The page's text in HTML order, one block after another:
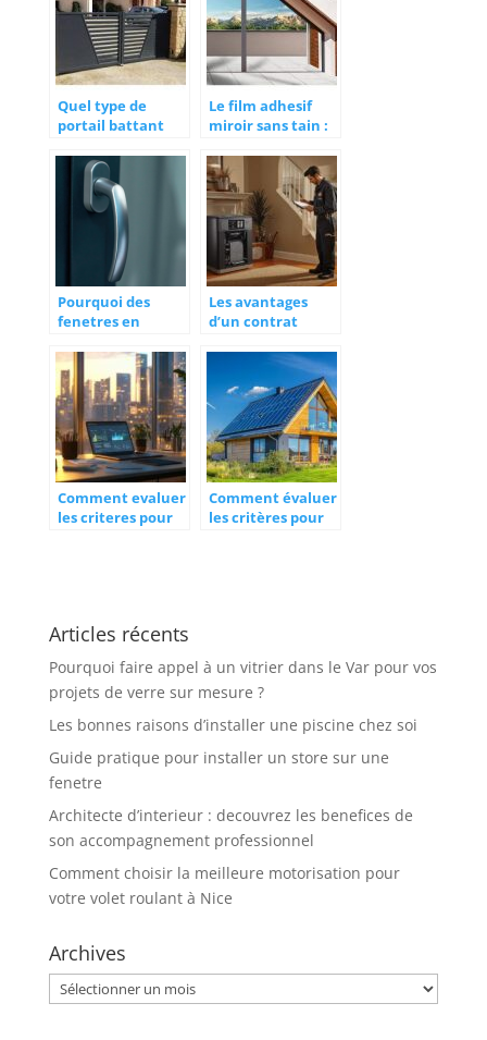
Quel type de
portail battant
Le film adhesif
miroir sans tain :
Pourquoi des
fenetres en
Les avantages
d’un contrat
personnalisé pour
votre chauffage
Comment evaluer
les criteres pour
Comment évaluer
les critères pour
Articles récents
Pourquoi faire appel à un vitrier dans le Var pour vos
projets de verre sur mesure ?
Les bonnes raisons d’installer une piscine chez soi
Guide pratique pour installer un store sur une
fenetre
Architecte d’interieur : decouvrez les benefices de
son accompagnement professionnel
Comment choisir la meilleure motorisation pour
votre volet roulant à Nice
Archives
Archives